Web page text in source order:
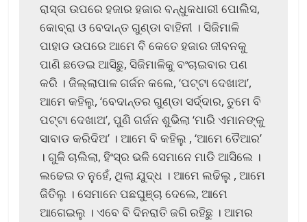
ରାସ୍ତା ଉପରେ ହଜାର ହଜାର ବନ୍ଧୁକଧାରୀ ପୋଲିସ,
କୋବ୍ରା ଓ ବେଦାନ୍ତ ଗୁଣ୍ଡା ବାହିନୀ । ସିଜିମାଳି
ପାହାଡ ଉପରେ ଆମେ ବି କେତେ ହଜାର ଜୀବନକୁ
ପାଣି ଛଡେଇ ଆସିଛୁ, ସିଜିମାଳିକୁ ବଂଚାଇବାର ପଣ
କରି । ଜିଲ୍ଲାପାଳ ଗର୍ଜନ କଲେ, ‘ପଟ୍ଟା ଦେଖାଅ’,
ଆମେ କହିଲୁ, ‘ବେଦାନ୍ତର ଗୁଣ୍ଡା ସର୍ଦ୍ଦାର, ତୁମେ ବି
ପଟ୍ଟା ଦେଖାଅ’, ପୁଣି ଗର୍ଜନ ଶୁଭିଲା ‘ମାରି ଏମାନଙ୍କୁ
ସାବାଡ କରିଦିଅ’ । ଆମେ ବି କହିଲୁ , ‘ଆମେ ତୈଆର’
। ଗୁଳି ଚାଲିଲା, ହିଂସ୍ର ଭଳି ସେମାନେ ମାଡି ଆସିଲେ ।
ଲଢେଇ ତ ନୁହେଁ, ଥିଲା ଯୁଦ୍ଧ । ଆମେ ଲଢିଲୁ , ଆମେ
ଜିତିଲୁ । ସେମାନେ ପଛଘୁଞ୍ଚା ଦେଲେ, ଆମେ
ଆଗେଇଲୁ । ଏବେ ବି ଦିନରାତି ଜଗି ରହିଛୁ । ଆମର